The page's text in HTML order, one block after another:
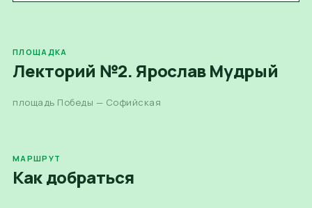
ПЛОЩАДКА
Лекторий №2. Ярослав Мудрый
площадь Победы — Софийская
МАРШРУТ
Как добраться